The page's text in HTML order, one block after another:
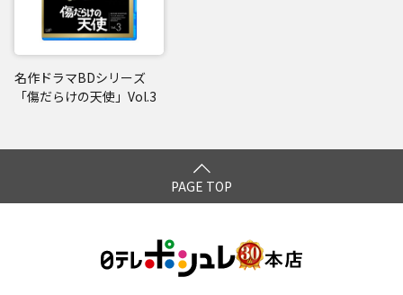
名作ドラマBDシリーズ
「傷だらけの天使」Vol.3
PAGE TOP